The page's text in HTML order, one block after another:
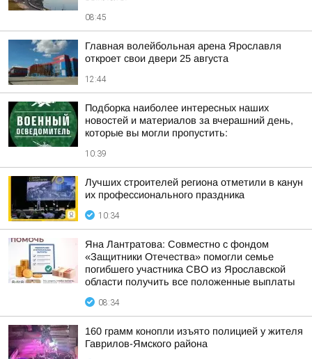
08:45
Главная волейбольная арена Ярославля
откроет свои двери 25 августа
12:44
Подборка наиболее интересных наших
новостей и материалов за вчерашний день,
которые вы могли пропустить:
10:39
Лучших строителей региона отметили в канун
их профессионального праздника
10:34
Яна Лантратова: Совместно с фондом
«Защитники Отечества» помогли семье
погибшего участника СВО из Ярославской
области получить все положенные выплаты
08:34
160 грамм конопли изъято полицией у жителя
Гаврилов-Ямского района